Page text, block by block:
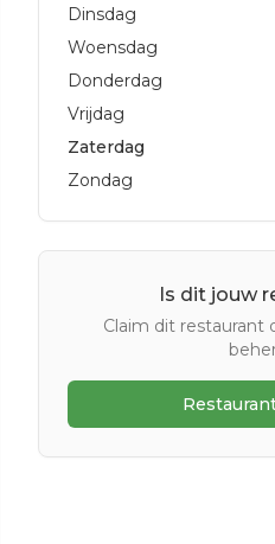
Dinsdag
Woensdag
Donderdag
Vrijdag
Zaterdag
Zondag
Is dit jouw
Claim dit restaurant